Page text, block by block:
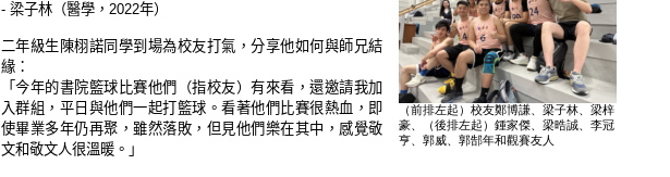
（前排左起）校友鄭博謙、梁子林、梁梓
豪、（後排左起）鍾家傑、梁晧誠、李冠
亨、郭威、郭郜年和觀賽友人
- 梁子林（醫學，2022年）
二年級生陳栩諾同學到場為校友打氣，分享他如何與師兄結
緣：
「今年的書院籃球比賽他們（指校友）有來看，還邀請我加
入群組，平日與他們一起打籃球。看著他們比賽很熱血，即
使畢業多年仍再聚，雖然落敗，但見他們樂在其中，感覺敬
文和敬文人很溫暖。」